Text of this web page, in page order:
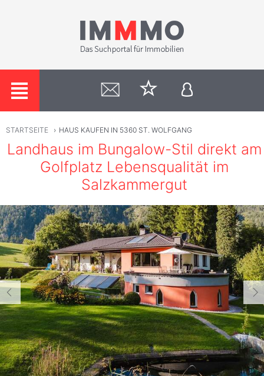
STARTSEITE › HAUS KAUFEN IN 5360 ST. WOLFGANG
Landhaus im Bungalow-Stil direkt am
Golfplatz Lebensqualität im
Salzkammergut